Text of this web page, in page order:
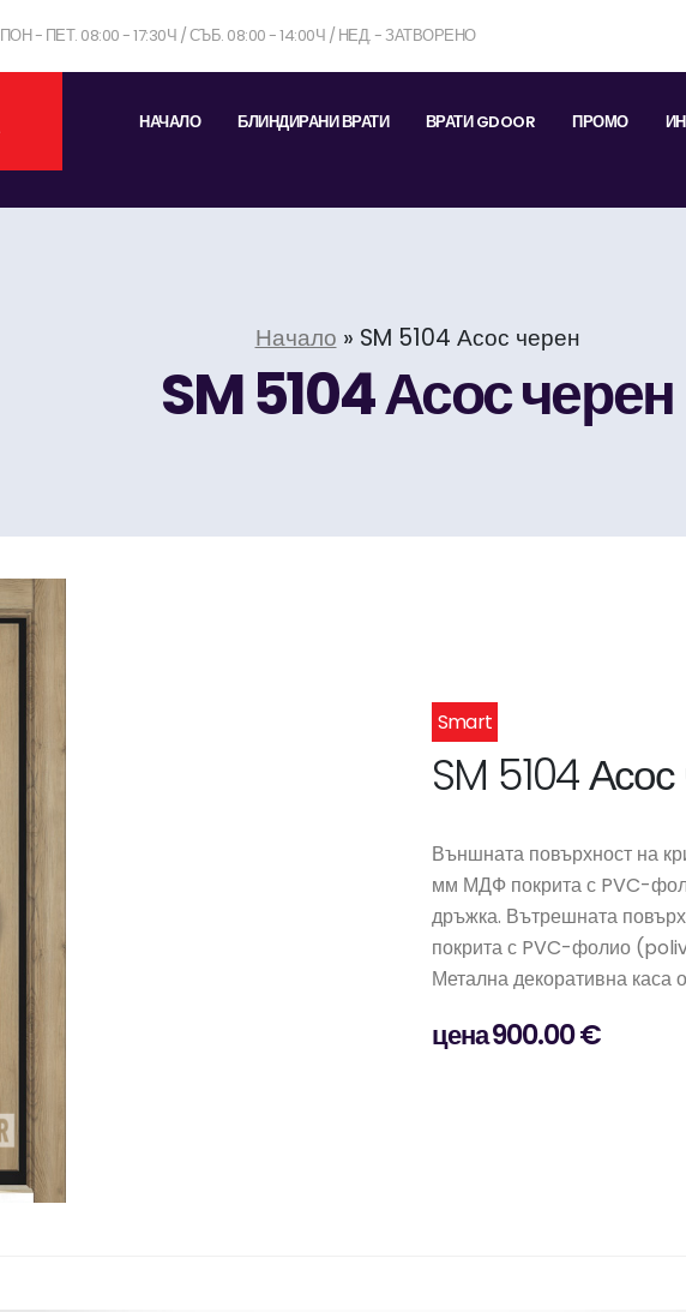
ПОН - ПЕТ. 08:00 - 17:30Ч / СЪБ. 08:00 - 14:00Ч / НЕД. - ЗАТВОРЕНО
НАЧАЛО БЛИНДИРАНИ ВРАТИ ВРАТИ GDOOR ПРОМО
Начало » SM 5104 Асос черен
SM 5104 Асос черен
Smart
SM 5104
Външната повърхност на
мм МДФ покрита с PVC-
дръжка. Вътрешната
покрита с PVC-фолио
Метална декоративна каса
цена 900.00 €